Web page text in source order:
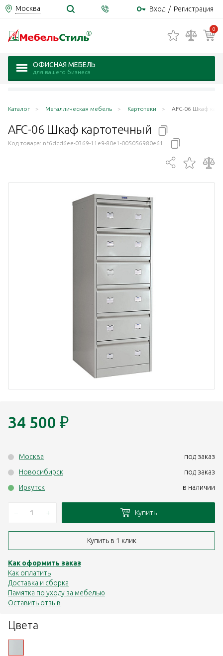
Москва Вход / Регистрация
0
ОФИСНАЯ МЕБЕЛЬ
для вашего бизнеса
Каталог Металлическая мебель Картотеки AFC-06 Шкаф
AFC-06 Шкаф картотечный
Код товара: nf6dcd6ee-0369-11e9-80e1-005056980e61
Цвета
34 500 ₽
Москва
под заказ
Новосибирск
под заказ
Иркутск
в наличии
– + Купить
Купить в 1 клик
Как оформить заказ
Как оплатить
Доставка и сборка
Памятка по уходу за мебелью
Оставить отзыв